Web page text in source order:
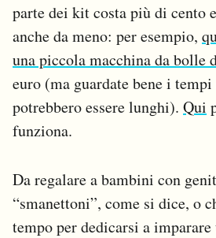
parte dei kit costa più di cento
anche da meno: per esempio,
una piccola macchina da bolle
euro (ma guardate bene i
potrebbero essere lunghi). Qui
funziona.
Da regalare a bambini con
“smanettoni”, come si dice, o
tempo per dedicarsi a imparare